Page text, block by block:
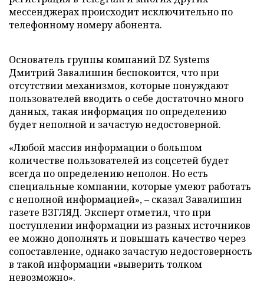
мессенджерах происходит исключительно по
телефонному номеру абонента.
Основатель группы компаний DZ Systems
Дмитрий Завалишин беспокоится, что при
отсутствии механизмов, которые понуждают
пользователей вводить о себе достаточно много
данных, такая информация по определению
будет неполной и зачастую недостоверной.
«Любой массив информации о большом
количестве пользователей из соцсетей будет
всегда по определению неполон. Но есть
специальные компании, которые умеют работать
с неполной информацией», – сказал Завалишин
газете ВЗГЛЯД. Эксперт отметил, что при
поступлении информации из разных источников
ее можно дополнять и повышать качество через
сопоставление, однако зачастую недостоверность
в такой информации «выверить толком
невозможно».